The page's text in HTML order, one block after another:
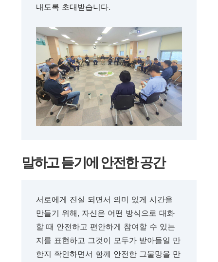
내도록 초대받습니다.
말하고 듣기에 안전한 공간
서로에게 진실 되면서 의미 있게 시간을
만들기 위해, 자신은 어떤 방식으로 대화
할 때 안전하고 편안하게 참여할 수 있는
지를 표현하고 그것이 모두가 받아들일 만
한지 확인하면서 함께 안전한 그물망을 만